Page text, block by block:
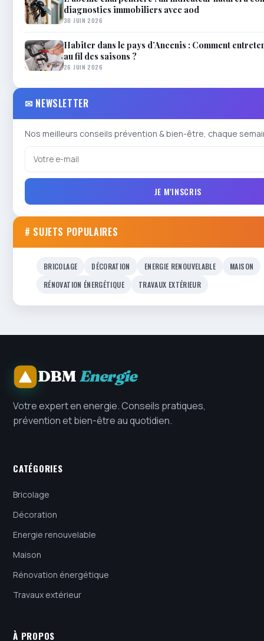
diagnostics immobiliers avec aod
30 JUIN 2026
Habiter dans le pays d’Ancenis : Comment
au fil des saisons ?
26 JUIN 2026
✉ NEWSLETTER
Nos meilleurs conseils prévention & bien-être, chaque
JE M'INSCRIS
# SUJETS POPULAIRES
BRICOLAGE DÉCORATION ENERGIE RENOUVELABLE
MAISON
RÉNOVATION ÉNERGÉTIQUE
TRAVAUX EXTÉRIEUR
DBMEnergie
Votre expert en energie. Conseils pratiques,
prévention et bien-être au quotidien.
CATÉGORIES
Bricolage
Décoration
Energie renouvelable
Maison
Rénovation énergétique
Travaux extérieur
À PROPOS